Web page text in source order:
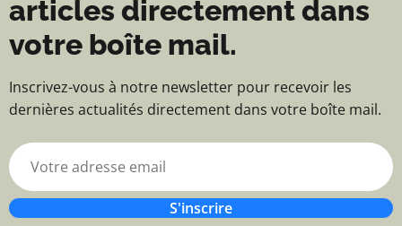
articles directement dans
votre boîte mail.
Inscrivez-vous à notre newsletter pour recevoir les
dernières actualités directement dans votre boîte mail.
S'inscrire